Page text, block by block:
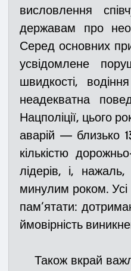
висловлення
державам про
Серед основних
усвідомлене
швидкості,
неадекватна
Нацполіції, цього
аварій — близько
кількістю
лідерів, і,
минулим роком. Усі
пам’ятати:
ймовірність